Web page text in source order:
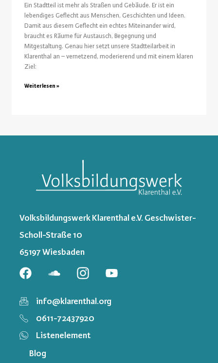
Ein Stadtteil ist mehr als Straßen und Gebäude. Er ist ein
lebendiges Geflecht aus Menschen, Geschichten und Ideen.
Damit aus diesem Geflecht ein echtes Miteinander wird,
braucht es Räume für Austausch, Begegnung und
Mitgestaltung. Genau hier setzt unsere Stadtteilarbeit in
Klarenthal an – vernetzend, moderierend und mit einem klaren
Ziel:
Weiterlesen »
Volksbildungswerk Klarenthal e.V. Geschwister-
Scholl-Straße 10
65197 Wiesbaden
info@klarenthal.org
0611-72437920
Listenelement
Blog